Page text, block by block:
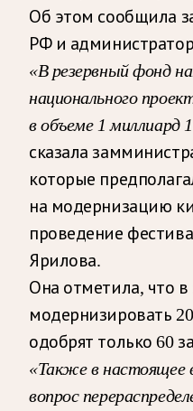
Об этом сообщила
РФ и
«В резервный фонд
национального
в объеме 1 миллиард
сказала
которые
на модернизацию
проведение
Ярилова.
Она отметила, что
модернизировать
одобрят только 60
«Также в настоящее
вопрос